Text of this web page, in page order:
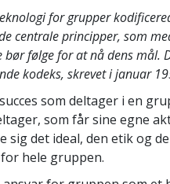
for grupper
centrale principper, som
bør følge for at nå dens mål.
kodeks, skrevet i januar
som deltager i en
som får sine egne
sig det ideal, den etik og
hele gruppen.